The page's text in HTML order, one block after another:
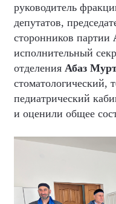
руководитель
депутатов,
сторонников партии
исполнительный
отделения Абаз
стоматологический,
педиатрический
и оценили общее